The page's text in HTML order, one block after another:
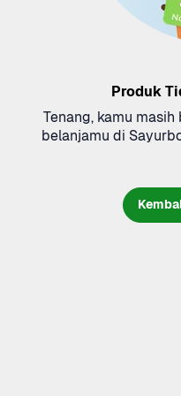
Produk
Tenang, kamu
belanjamu di